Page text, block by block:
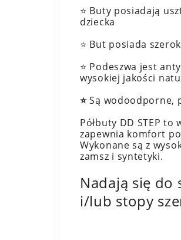
⭐️ Buty posiadają
dziecka
⭐️ But posiada
⭐️ Podeszwa jest
wysokiej jakości
⭐️Są wodoodporne,
Półbuty DD STEP
zapewnia komfort
Wykonane są z
zamsz i syntetyki.
Nadają się
i/lub stopy